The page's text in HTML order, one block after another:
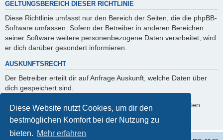
Diese Website nutzt Cookies, um dir den
bestmöglichen Komfort bei der Nutzung zu
bieten. Mehr erfahren
GELTUNGSBEREICH DIESER RICHTLINIE
Diese Richtlinie umfasst nur den Bereich der Seiten, die die phpBB-
Software umfassen. Sofern der Betreiber in anderen Bereichen
seiner Software weitere personenbezogene Daten verarbeitet, wird
er dich darüber gesondert informieren.
AUSKUNFTSRECHT
Der Betreiber erteilt dir auf Anfrage Auskunft, welche Daten über
dich gespeichert sind.
Du kannst jederzeit die Löschung bzw. Sperrung deiner Daten
verlangen. Kontaktiere hierzu bitte den Betreiber.